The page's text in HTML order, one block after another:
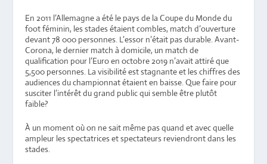
En 2011 l’Allemagne a été le pays de la Coupe du Monde du
foot féminin, les stades étaient combles, match d’ouverture
devant 78 000 personnes. L’essor n’était pas durable. Avant-
Corona, le dernier match à domicile, un match de
qualification pour l’Euro en octobre 2019 n’avait attiré que
5,500 personnes. La visibilité est stagnante et les chiffres des
audiences du championnat étaient en baisse. Que faire pour
susciter l’intérêt du grand public qui semble être plutôt
faible?
À un moment où on ne sait même pas quand et avec quelle
ampleur les spectatrices et spectateurs reviendront dans les
stades.